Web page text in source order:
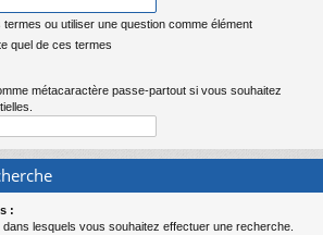
ou utiliser une question comme élément
quel de ces termes
métacaractère passe-partout si vous souhaitez
:
lesquels vous souhaitez effectuer une recherche.